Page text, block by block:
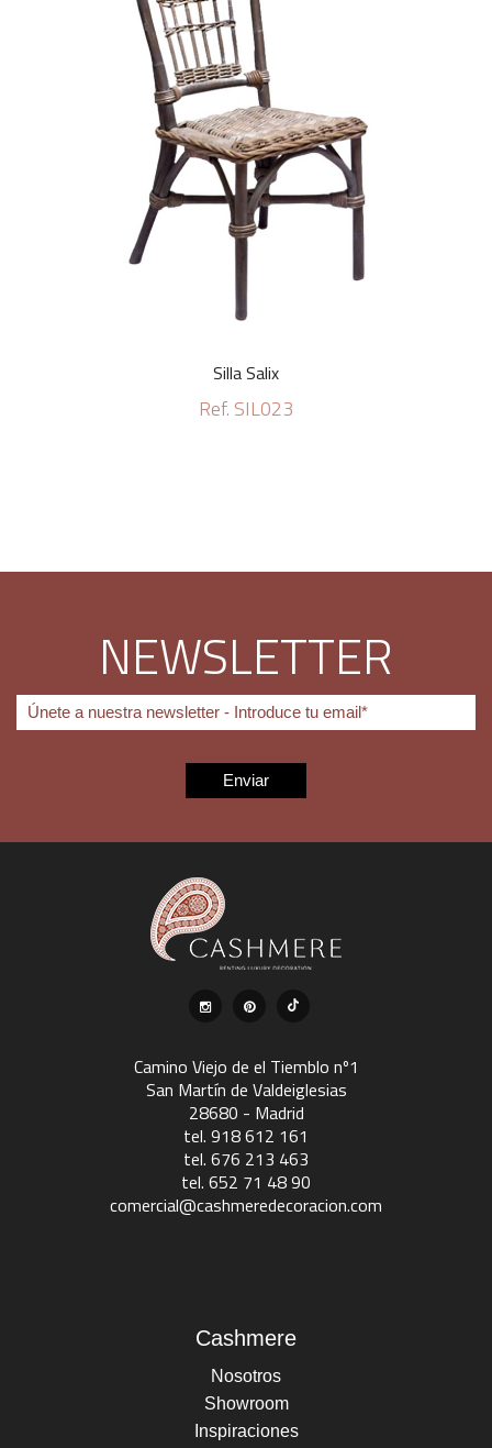
Silla Salix
Ref. SIL023
NEWSLETTER
Camino Viejo de el Tiemblo nº1
San Martín de Valdeiglesias
28680 - Madrid
tel. 918 612 161
tel. 676 213 463
tel. 652 71 48 90
comercial@cashmeredecoracion.com
Cashmere
Nosotros
Showroom
Inspiraciones